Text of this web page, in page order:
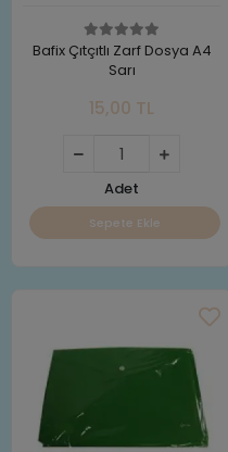
Bafix Çıtçıtlı Zarf Dosya A4
Sarı
15,00 TL
Adet
Sepete Ekle